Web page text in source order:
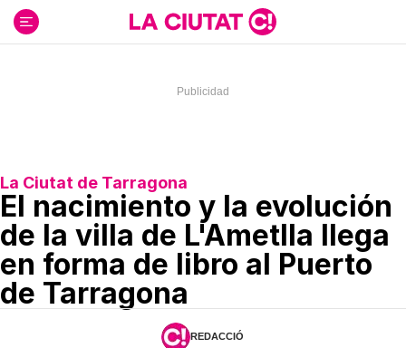
contenido
La Ciutat de Tarragona
El nacimiento y la evolución
de la villa de L'Ametlla llega
en forma de libro al Puerto
de Tarragona
REDACCIÓ